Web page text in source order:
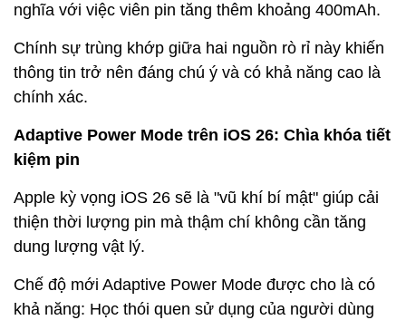
nghĩa với việc viên pin tăng thêm khoảng 400mAh.
Chính sự trùng khớp giữa hai nguồn rò rỉ này khiến
thông tin trở nên đáng chú ý và có khả năng cao là
chính xác.
Adaptive Power Mode trên iOS 26: Chìa khóa tiết
kiệm pin
Apple kỳ vọng iOS 26 sẽ là "vũ khí bí mật" giúp cải
thiện thời lượng pin mà thậm chí không cần tăng
dung lượng vật lý.
Chế độ mới Adaptive Power Mode được cho là có
khả năng: Học thói quen sử dụng của người dùng